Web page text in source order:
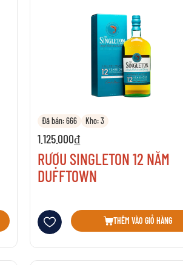
Đã bán: 666 Kho: 3
1.125.000₫
RƯỢU SINGLETON 12 NĂM
DUFFTOWN
Thêm vào danh sách yêu thích
THÊM VÀO GIỎ HÀNG